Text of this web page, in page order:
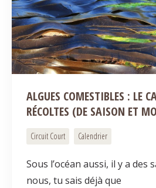
ALGUES COMESTIBLES : LE
RÉCOLTES (DE SAISON ET
Circuit Court Calendrier
Sous l’océan aussi, il y a des
nous, tu sais déjà que